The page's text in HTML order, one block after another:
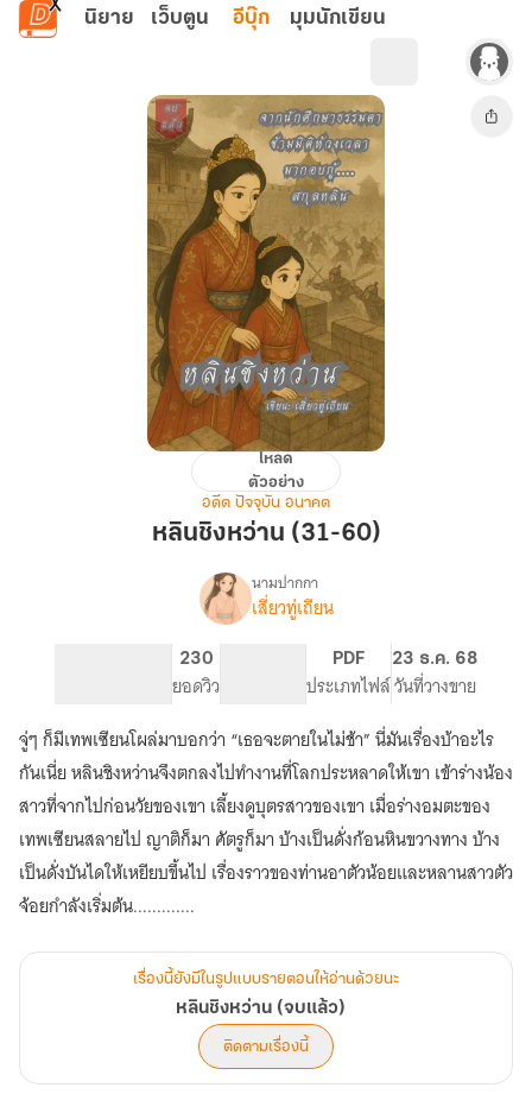
ข้ามไปยังเนื้อหาหลัก
นิยาย เว็บตูน อีบุ๊ก มุมนักเขียน
หว่าน
โหลด
ตัวอย่าง
อดีต ปัจจุบัน อนาคต
หลินชิงหว่าน (31-60)
เรื่อง
หลิน
นามปากกา
เสี่ยวทู่เถียน
230
ยอดวิว
PDF
ประเภทไฟล์
23 ธ.ค. 68
วันที่วางขาย
จู่ๆ ก็มีเทพเซียนโผล่มาบอกว่า “เธอจะตายในไม่ช้า” นี่มันเรื่องบ้าอะไร
กันเนี่ย หลินชิงหว่านจึงตกลงไปทำงานที่โลกประหลาดให้เขา เข้าร่างน้อง
สาวที่จากไปก่อนวัยของเขา เลี้ยงดูบุตรสาวของเขา เมื่อร่างอมตะของ
เทพเซียนสลายไป ญาติก็มา ศัตรูก็มา บ้างเป็นดั่งก้อนหินขวางทาง บ้าง
เป็นดั่งบันไดให้เหยียบขึ้นไป เรื่องราวของท่านอาตัวน้อยและหลานสาวตัว
จ้อยกำลังเริ่มต้น.............
เรื่องนี้ยังมีในรูปแบบรายตอนให้อ่านด้วยนะ
หลินชิงหว่าน (จบแล้ว)
ติดตามเรื่องนี้